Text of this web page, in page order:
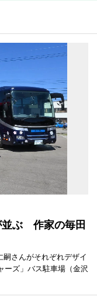
並ぶ 作家の毎田
さんがそれぞれデザイ
ーズ」バス駐車場（金沢